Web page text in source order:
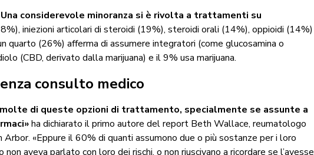
Una considerevole minoranza si è rivolta a trattamenti su
iniezioni articolari di steroidi (19%), steroidi orali (14%), oppioidi (14%)
quarto (26%) afferma di assumere integratori (come glucosamina o
(CBD, derivato dalla marijuana) e il 9% usa marijuana.
consulto medico
di queste opzioni di trattamento, specialmente se assunte a
ha dichiarato il primo autore del report Beth Wallace, reumatologo
«Eppure il 60% di quanti assumono due o più sostanze per i loro
aveva parlato con loro dei rischi, o non riuscivano a ricordare se l’avesse